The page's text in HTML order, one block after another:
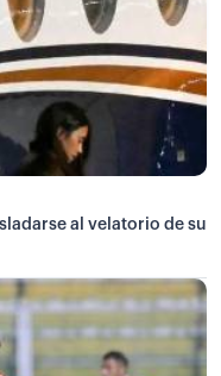
al velatorio de su